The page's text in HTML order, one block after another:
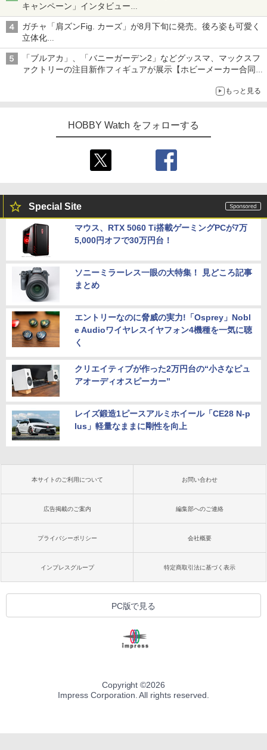
キャンペーン」インタビュー
子どもが楽しめるかっぱ寿司ならではの体験とコラボの楽しさを
追求
ガチャ「肩ズンFig. カーズ」が8月下旬に発売。後ろ姿も可愛く
立体化
ライトニング・マックィーンやメーターなど4種がラインナップ
「ブルアカ」、「バニーガーデン2」などグッスマ、マックスフ
ァクトリーの注目新作フィギュアが展示【ホビーメーカー合同展
もっと見る
HOBBY Watch をフォローする
Special Site
マウス、RTX 5060 Ti搭載ゲーミングPCが7万
5,000円オフで30万円台！
ソニーミラーレス一眼の大特集！ 見どころ記事
まとめ
エントリーなのに脅威の実力!「Osprey」Nobl
e Audioワイヤレスイヤフォン4機種を一気に聴
く
クリエイティブが作った2万円台の“小さなピュ
アオーディオスピーカー”
レイズ鍛造1ピースアルミホイール「CE28 N-p
lus」軽量なままに剛性を向上
本サイトのご利用について お問い合わせ
広告掲載のご案内 編集部へのご連絡
プライバシーポリシー 会社概要
インプレスグループ 特定商取引法に基づく表示
PC版で見る
Copyright ©2026
Impress Corporation. All rights reserved.